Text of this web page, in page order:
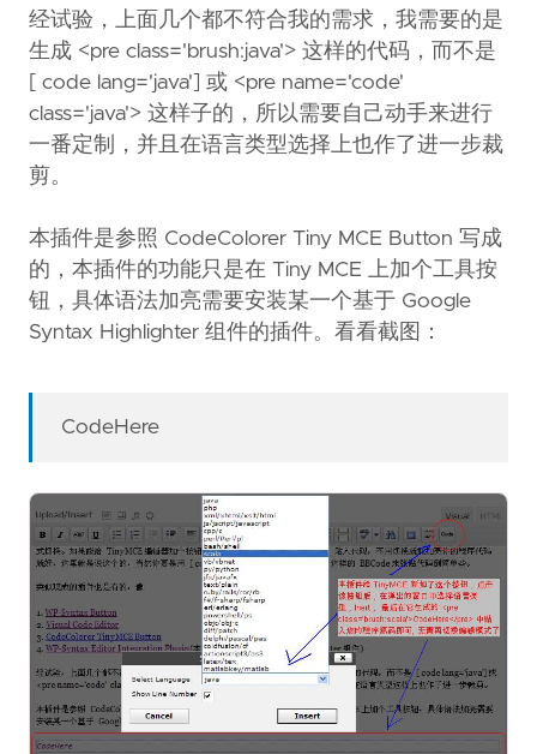
经试验，上面几个都不符合我的需求，我需要的是
生成 <pre class='brush:java'> 这样的代码，而不是
[ code lang='java'] 或 <pre name='code'
class='java'> 这样子的，所以需要自己动手来进行
一番定制，并且在语言类型选择上也作了进一步裁
剪。
本插件是参照 CodeColorer Tiny MCE Button 写成
的，本插件的功能只是在 Tiny MCE 上加个工具按
钮，具体语法加亮需要安装某一个基于 Google
Syntax Highlighter 组件的插件。看看截图：
CodeHere